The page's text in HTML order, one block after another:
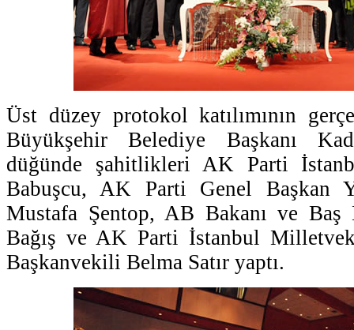
Üst düzey protokol katılımının
Büyükşehir Belediye Başkanı
düğünde şahitlikleri AK Parti
Babuşcu, AK Parti Genel Başkan
Mustafa Şentop, AB Bakanı ve Baş
Bağış ve AK Parti İstanbul
Başkanvekili Belma Satır yaptı.